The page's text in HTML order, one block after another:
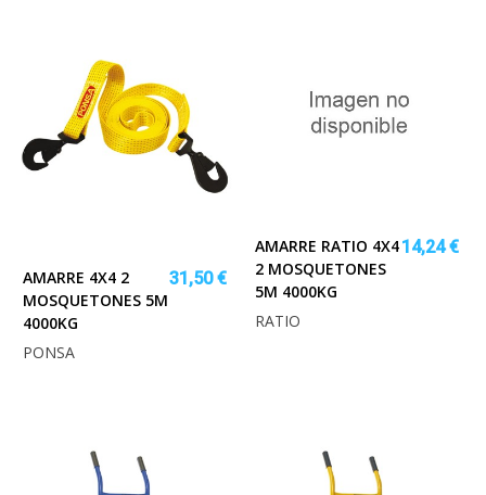
AMARRE 4X4 2
MOSQUETONES 5M
4000KG
31,50 €
PONSA
AMARRE RATIO 4X4
2 MOSQUETONES
5M 4000KG
14,24 €
RATIO